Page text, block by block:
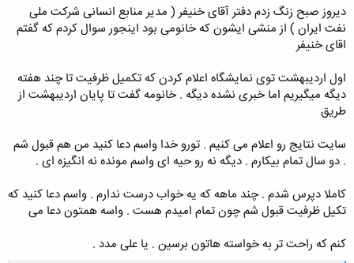
دیروز صبح زنگ زدم دفتر آقای خنیفر ( مدیر منابع انسانی شرکت ملی
نفت ایران ) از منشی ایشون که خانومی بود اینجور سوال کردم که گفتم
اقای خنیفر
اول اردیبهشت توی نمایشگاه اعلام کردن که تکمیل ظرفیت تا چند هفته
دیگه میگیریم اما خبری نشده دیگه . خانومه گفت تا پایان اردیبهشت از
طریق
سایت نتایج رو اعلام می کنیم . تورو خدا واسم دعا کنید من هم قبول شم
. دو سال تمام بیکارم . دیگه نه رو حیه ای واسم مونده نه انگیزه ای .
کاملا دپرس شدم . چند ماهه که یه خواب درست ندارم . واسم دعا کنید که
تکیل ظرفیت قبول شم چون تمام امیدم هست . واسه همتون دعا می
کنم که راحت تر به خواسته هاتون برسین . یا علی مدد .